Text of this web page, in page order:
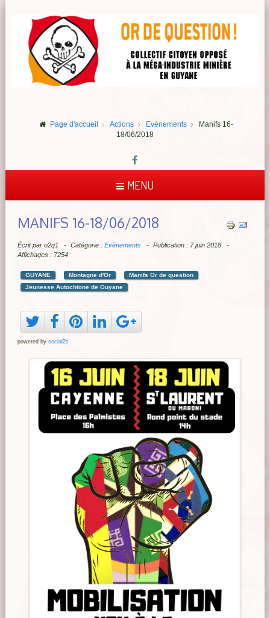
Page d'accueil Actions Evènements
Manifs 16-
18/06/2018
MENU
MANIFS 16-18/06/2018
Écrit par o2q1 Catégorie : Evènements
Publication : 7 juin 2018
Affichages : 7254
GUYANE Montagne d'Or
Manifs Or de question
Jeunesse Autochtone de Guyane
powered by social2s